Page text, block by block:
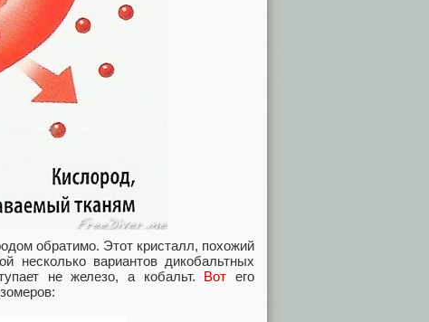
обратимо. Этот кристалл, похожий
несколько вариантов дикобальтных
не железо, а кобальт. Вот его